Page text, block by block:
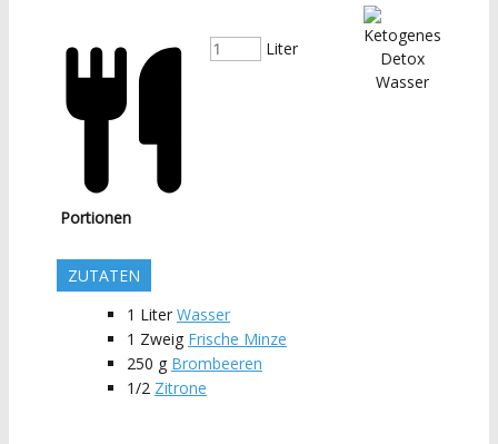
Portionen
Liter
ZUTATEN
1 Liter Wasser
1 Zweig Frische Minze
250 g Brombeeren
1/2 Zitrone